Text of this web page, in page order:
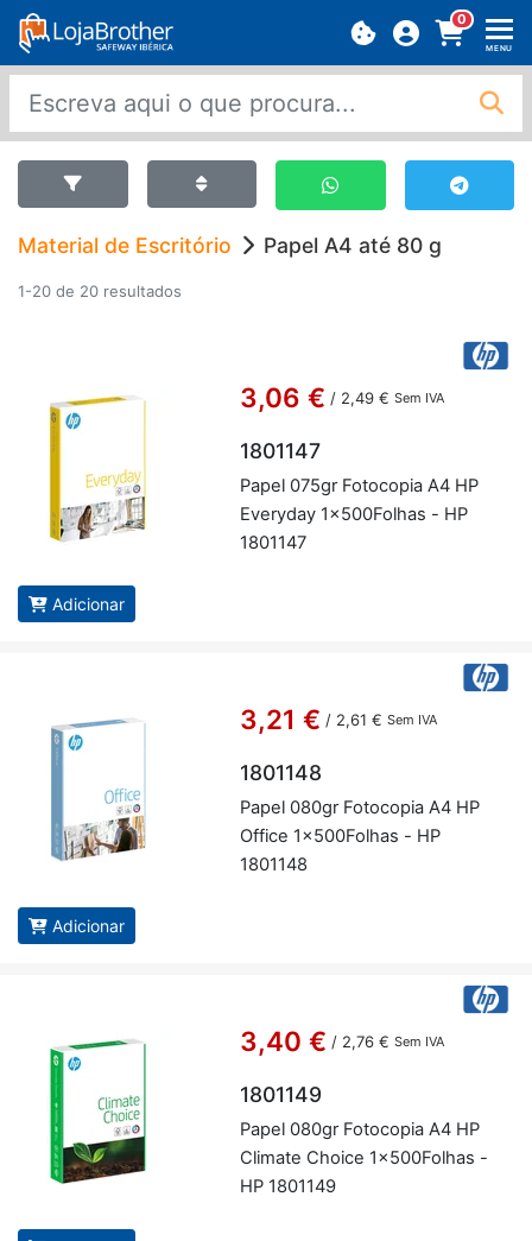
0
MENU
Material de Escritório Papel A4 até 80 g
1-20 de 20 resultados
3,06 € / 2,49 € Sem IVA
1801147
Papel 075gr Fo­to­copia A4 HP
Everyday 1x500­Fo­lhas - HP
1801147
Adicionar
3,21 € / 2,61 € Sem IVA
1801148
Papel 080gr Fo­to­copia A4 HP
Of­fice 1x500­Fo­lhas - HP
1801148
Adicionar
3,40 € / 2,76 € Sem IVA
1801149
Papel 080gr Fo­to­copia A4 HP
Cli­mate Choice 1x500­Fo­lhas -
HP 1801149